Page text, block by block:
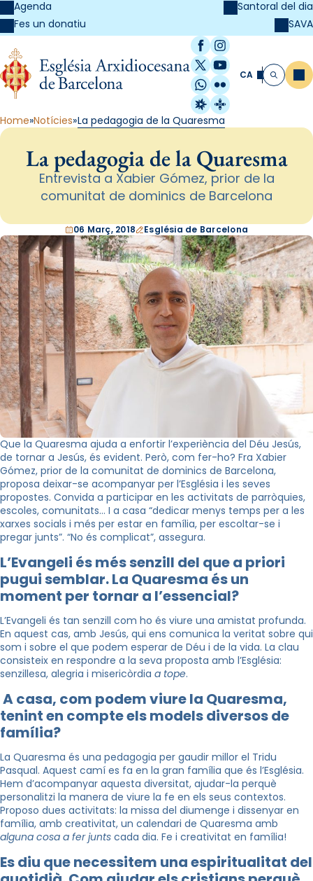
Agenda
Fes un donatiu
Santoral del dia
SAVA
Facebook
Instagram
X / Twitter
YouTube
WhatsApp
Flickr
Radio Estel
Catalunya
CA Cerca
Home Notícies La pedagogia de la Quaresma
La pedagogia de la Quaresma
Entrevista a Xabier Gómez, prior de la
comunitat de dominics de Barcelona
06 Març, 2018 Església de Barcelona
Que la Quaresma ajuda a enfortir l’experiència del Déu Jesús,
de tornar a Jesús, és evident. Però, com fer-ho? Fra Xabier
Gómez, prior de la comunitat de dominics de Barcelona,
proposa deixar-se acompanyar per l’Església i les seves
propostes. Convida a participar en les activitats de parròquies,
escoles, comunitats… I a casa “dedicar menys temps per a les
xarxes socials i més per estar en família, per escoltar-se i
pregar junts”. “No és complicat”, assegura.
L’Evangeli és més senzill del que a priori
pugui semblar. La Quaresma és un
moment per tornar a l’essencial?
L’Evangeli és tan senzill com ho és viure una amistat profunda.
En aquest cas, amb Jesús, qui ens comunica la veritat sobre qui
som i sobre el que podem esperar de Déu i de la vida. La clau
consisteix en respondre a la seva proposta amb l’Església:
senzillesa, alegria i misericòrdia a tope.
A casa, com podem viure la Quaresma,
tenint en compte els models diversos de
família?
La Quaresma és una pedagogia per gaudir millor el Tridu
Pasqual. Aquest camí es fa en la gran família que és l’Església.
Hem d’acompanyar aquesta diversitat, ajudar-la perquè
personalitzi la manera de viure la fe en els seus contextos.
Proposo dues activitats: la missa del diumenge i dissenyar en
família, amb creativitat, un calendari de Quaresma amb
alguna cosa a fer junts cada dia. Fe i creativitat en família!
Es diu que necessitem una espiritualitat del